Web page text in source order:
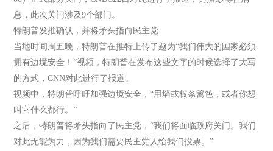
息，此次关门涉及9个部门。
特朗普发推确认，并将矛头指向民主党
当地时间周五晚，特朗普在推特上传了题为“我们伟大的国家必须
拥有边境安全！”视频，特朗普在发布这些文字的时候选择了大写
的方式，CNN对此进行了报道。
视频中，特朗普呼吁加强边境安全，“用墙或板条篱笆，或者你想
叫它什么都行。”
之后，特朗普将矛头指向了民主党，“我们将面临政府关门。我们
对此无能为力，因为我们需要民主党人给我们投票。”